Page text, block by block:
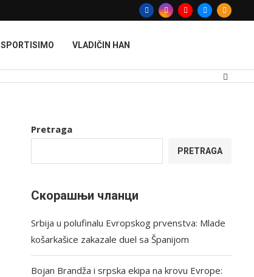
SPORTISIMO VLADIČIN HAN
Pretraga
PRETRAGA
Скорашњи чланци
Srbija u polufinalu Evropskog prvenstva: Mlade
košarkašice zakazale duel sa Španijom
Bojan Brandža i srpska ekipa na krovu Evrope: